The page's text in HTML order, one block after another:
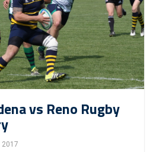
vs Reno Rugby
2017